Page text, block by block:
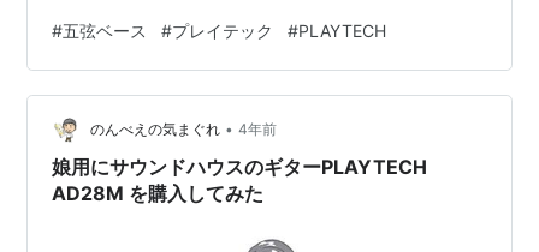
が、たまーにちまちまと練習しているだけの初心者で
す。 四弦にだいぶ慣れて、五弦に興味が出てきたので買
ってみた、そんな人間の話。 これからベースを始めた
い・興味がある人には参考になるかも。 🔵製品 『サウン
ドハウス』にて購入。 サウンドハウスさんで扱っている
五弦ベースで一番安いも…
#五弦ベース #プレイテック #PLAYTECH
のんべえの気まぐれ • 4年前
娘用にサウンドハウスのギターPLAYTECH
AD28M を購入してみた